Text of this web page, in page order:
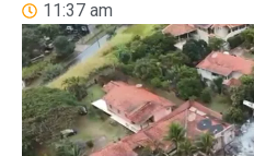
11:37 am